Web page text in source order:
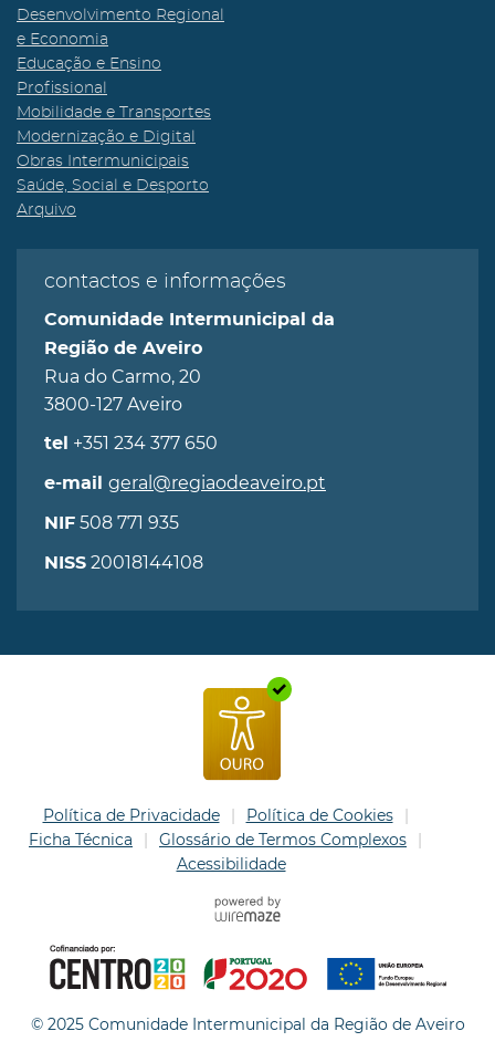
Desenvolvimento Regional
e Economia
Educação e Ensino
Profissional
Mobilidade e Transportes
Modernização e Digital
Obras Intermunicipais
Saúde, Social e Desporto
Arquivo
contactos e informações
Comunidade Intermunicipal da
Região de Aveiro
Rua do Carmo, 20
3800-127 Aveiro
tel +351 234 377 650
e-mail geral@regiaodeaveiro.pt
NIF 508 771 935
NISS 20018144108
Política de Privacidade
Política de Cookies
Ficha Técnica
Glossário de Termos Complexos
Acessibilidade
© 2025 Comunidade Intermunicipal da Região de Aveiro